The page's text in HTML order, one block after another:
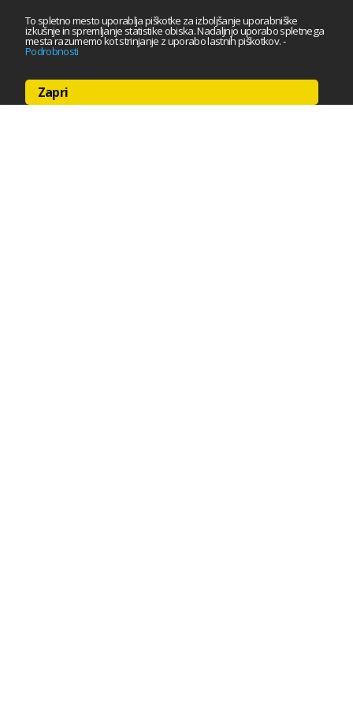
To spletno mesto uporablja piškotke za izboljšanje uporabniške
izkušnje in spremljanje statistike obiska. Nadaljnjo uporabo spletnega
mesta razumemo kot strinjanje z uporabo lastnih piškotkov.-
Podrobnosti
Zapri